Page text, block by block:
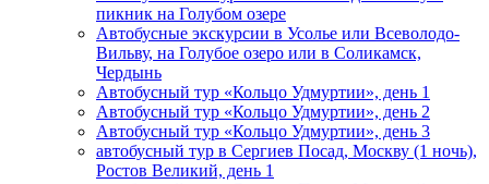
пикник на Голубом озере
Автобусные экскурсии в Усолье или Всеволодо-
Вильву, на Голубое озеро или в Соликамск,
Чердынь
Автобусный тур «Кольцо Удмуртии», день 1
Автобусный тур «Кольцо Удмуртии», день 2
Автобусный тур «Кольцо Удмуртии», день 3
автобусный тур в Сергиев Посад, Москву (1 ночь),
Ростов Великий, день 1